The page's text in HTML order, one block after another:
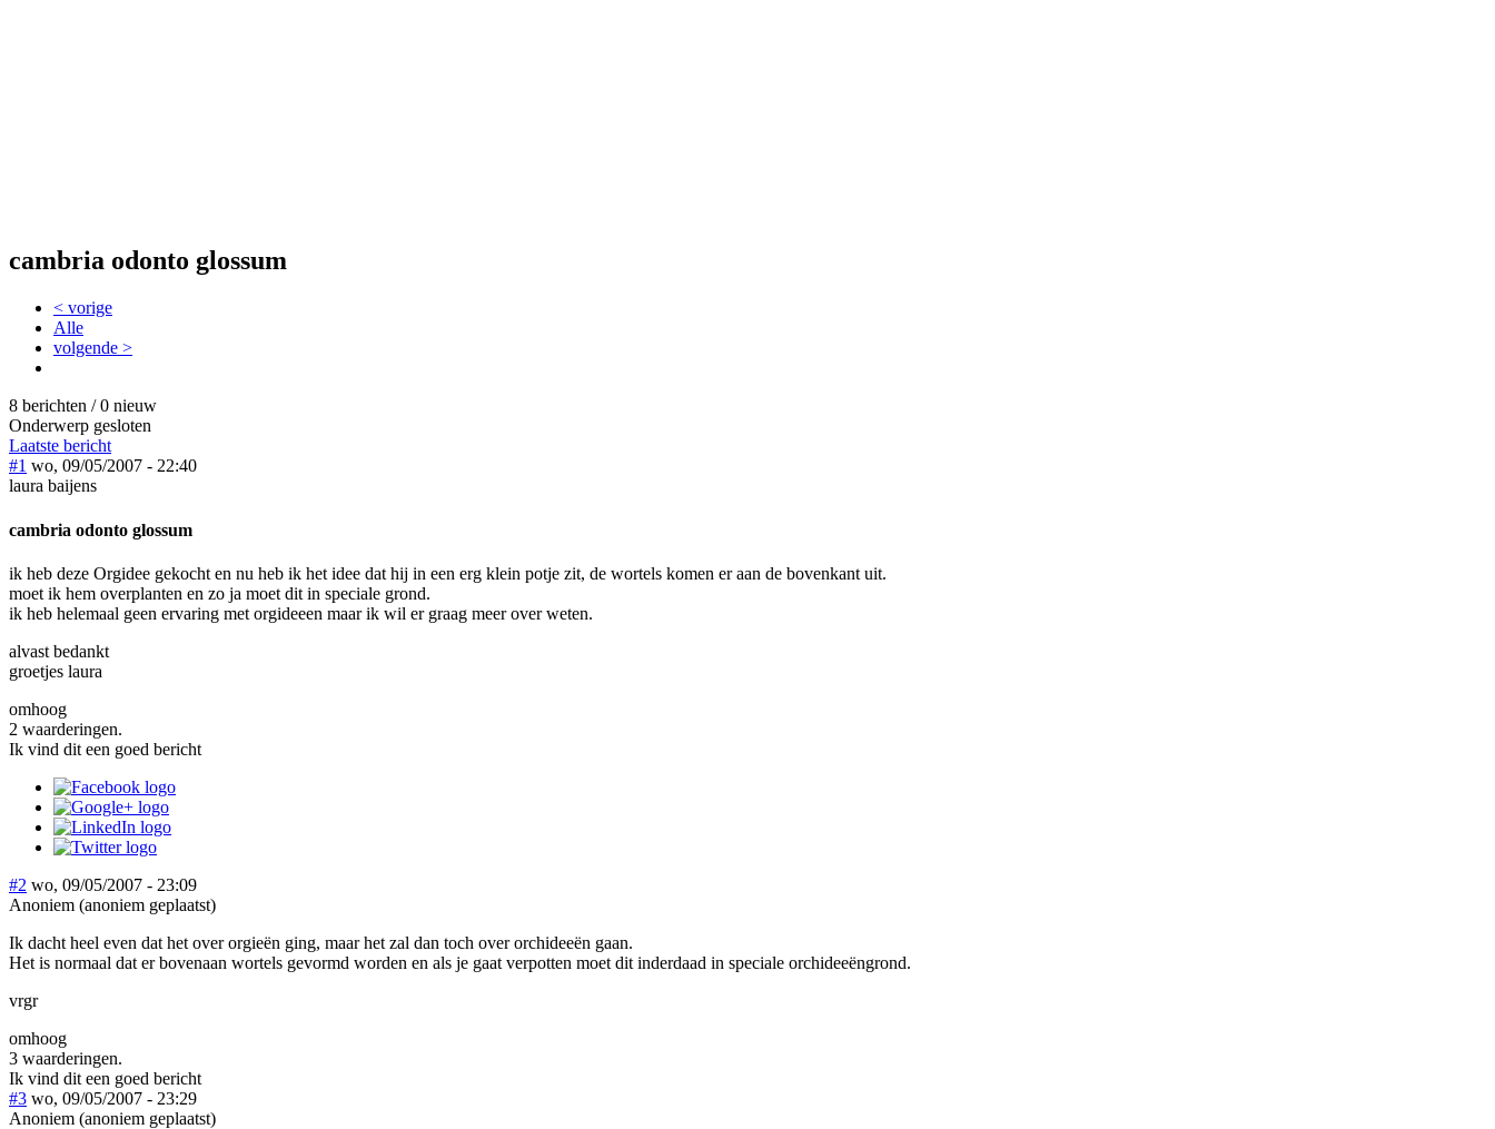
cambria odonto glossum
< vorige
Alle
volgende >
8 berichten / 0 nieuw
Onderwerp gesloten
Laatste bericht
#1 wo, 09/05/2007 - 22:40
laura baijens
cambria odonto glossum
ik heb deze Orgidee gekocht en nu heb ik het idee dat hij in een erg klein potje zit, de wortels komen er aan de bovenkant uit.
moet ik hem overplanten en zo ja moet dit in speciale grond.
ik heb helemaal geen ervaring met orgideeen maar ik wil er graag meer over weten.
alvast bedankt
groetjes laura
omhoog
2 waarderingen.
Ik vind dit een goed bericht
#2 wo, 09/05/2007 - 23:09
Anoniem (anoniem geplaatst)
Ik dacht heel even dat het over orgieën ging, maar het zal dan toch over orchideeën gaan.
Het is normaal dat er bovenaan wortels gevormd worden en als je gaat verpotten moet dit inderdaad in speciale orchideeëngrond.
vrgr
omhoog
3 waarderingen.
Ik vind dit een goed bericht
#3 wo, 09/05/2007 - 23:29
Anoniem (anoniem geplaatst)